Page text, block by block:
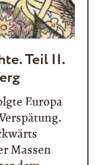
Teil II.
Europa
Massen